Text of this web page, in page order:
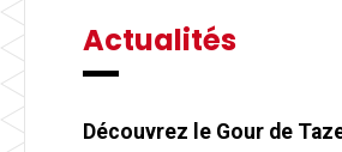
Actualités
Découvrez le Gour de